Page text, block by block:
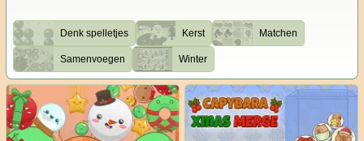
Denk spelletjes Kerst Matchen
Samenvoegen Winter